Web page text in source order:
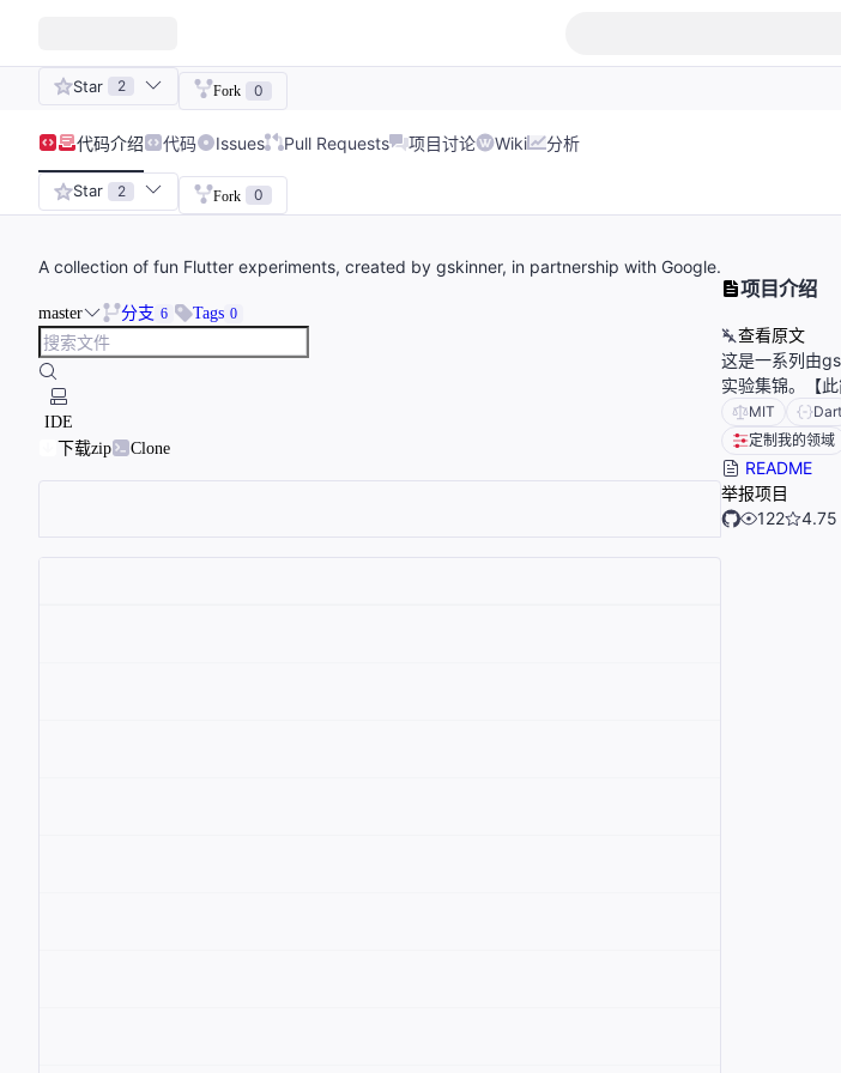
Star 2 Fork 0
代码介绍 代码 Issues Pull Requests 项目讨论 Wiki 分析
Star 2 Fork 0
A collection of fun Flutter experiments, created by gskinner, in partnership with Google.
master 分支 6 Tags 0
IDE
下载zip
Clone
项目介绍
查看原文
这是一系列由
实验集锦。【此
MIT Dart
定制我的领域
README
举报项目
122
4.75